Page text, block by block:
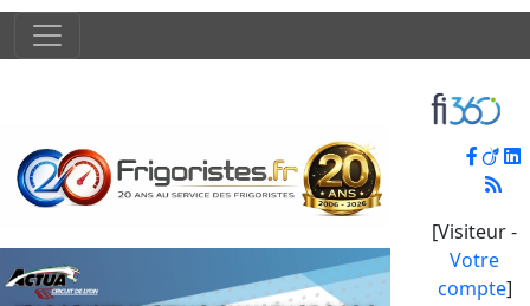
[Visiteur -
Votre
compte]